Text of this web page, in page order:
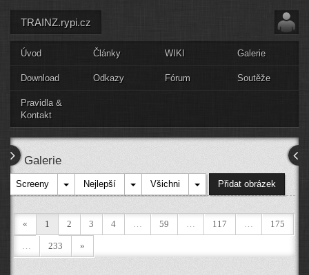
TRAINZ.rypi.cz
Úvod Články WIKI Galerie
Download Odkazy Fórum Soutěže
Pravidla &
Kontakt
Galerie
Screeny Nejlepší Všichni Přidat obrázek
« 1 2 3 4 … 59 … 117 … 175
… 233 »